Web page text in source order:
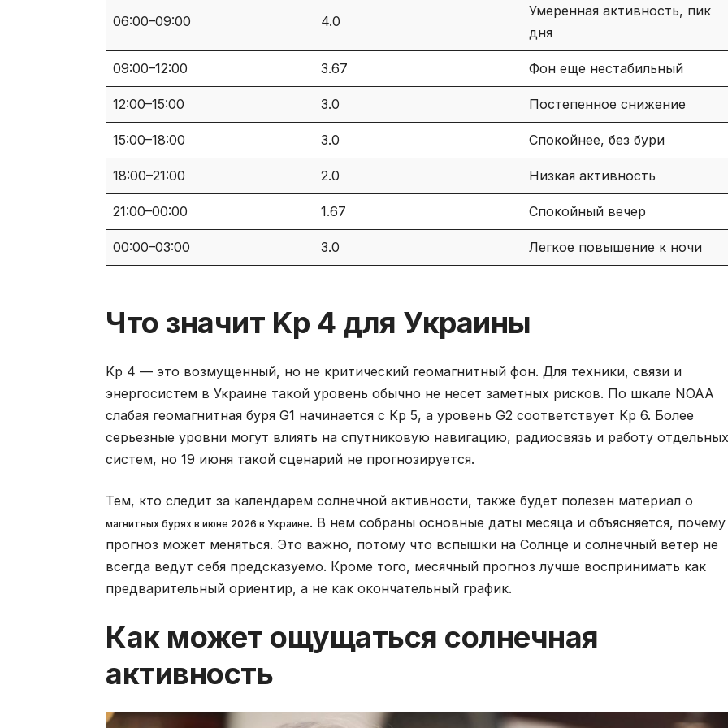
06:00–09:00 4.0
Умеренная активность, пик
дня
09:00–12:00 3.67 Фон еще нестабильный
12:00–15:00 3.0 Постепенное снижение
15:00–18:00 3.0 Спокойнее, без бури
18:00–21:00 2.0 Низкая активность
21:00–00:00 1.67 Спокойный вечер
00:00–03:00 3.0 Легкое повышение к ночи
Что значит Kp 4 для Украины
Kp 4 — это возмущенный, но не критический геомагнитный фон. Для техники, связи и
энергосистем в Украине такой уровень обычно не несет заметных рисков. По шкале NOAA
слабая геомагнитная буря G1 начинается с Kp 5, а уровень G2 соответствует Kp 6. Более
серьезные уровни могут влиять на спутниковую навигацию, радиосвязь и работу отдельных
систем, но 19 июня такой сценарий не прогнозируется.
Тем, кто следит за календарем солнечной активности, также будет полезен материал о
магнитных бурях в июне 2026 в Украине. В нем собраны основные даты месяца и объясняется, почему
прогноз может меняться. Это важно, потому что вспышки на Солнце и солнечный ветер не
всегда ведут себя предсказуемо. Кроме того, месячный прогноз лучше воспринимать как
предварительный ориентир, а не как окончательный график.
Как может ощущаться солнечная
активность